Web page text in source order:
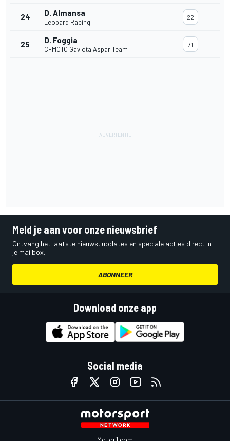
24 D. Almansa
Leopard Racing
22
25 D. Foggia
CFMOTO Gaviota Aspar Team
71
Meld je aan voor onze nieuwsbrief
Ontvang het laatste nieuws, updates en speciale acties direct in
je mailbox.
ABONNEER
Download onze app
Social media